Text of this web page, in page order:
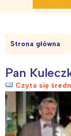
Strona główna
Pan
Czyta się